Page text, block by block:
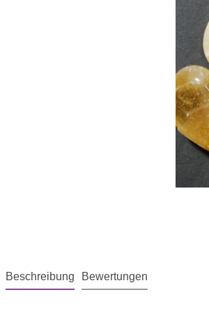
Beschreibung Bewertungen